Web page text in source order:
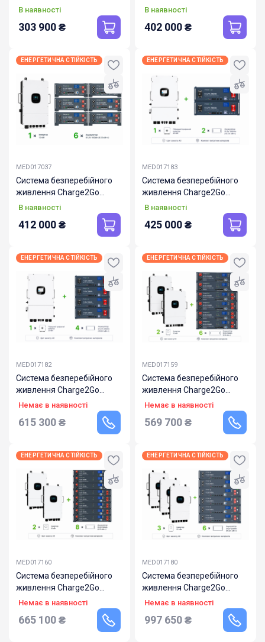
12000.400.323
В наявності
303 900₴
12000.500.312
В наявності
402 000₴
ЕНЕРГЕТИЧНА СТІЙКІСТЬ
MED017037
Система безперебійного
живлення Charge2Go
12000.600.323
В наявності
412 000₴
ЕНЕРГЕТИЧНА СТІЙКІСТЬ
MED017183
Система безперебійного
живлення Charge2Go
20000.400.312
В наявності
425 000₴
ЕНЕРГЕТИЧНА СТІЙКІСТЬ
MED017182
Система безперебійного
живлення Charge2Go
20000.800.314
Немає в наявності
615 300₴
ЕНЕРГЕТИЧНА СТІЙКІСТЬ
MED017159
Система безперебійного
живлення Charge2Go
24000.600.326
Немає в наявності
569 700₴
ЕНЕРГЕТИЧНА СТІЙКІСТЬ
MED017160
Система безперебійного
живлення Charge2Go
24000.800.328
Немає в наявності
665 100₴
ЕНЕРГЕТИЧНА СТІЙКІСТЬ
MED017180
Система безперебійного
живлення Charge2Go
36000.1200.336
Немає в наявності
997 650₴